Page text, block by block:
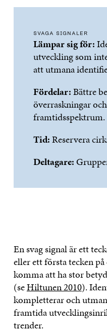
SVAGA SIGNALER
Lämpar sig för:
utveckling som
att utmana
Fördelar:Bättre
överraskningar
framtidsspektrum.
Tid:Reservera
Deltagare:
En svag signal är ett
eller ett första tecken
komma att ha stor
(seHiltunen 2010).
kompletterar och
framtida
trender.